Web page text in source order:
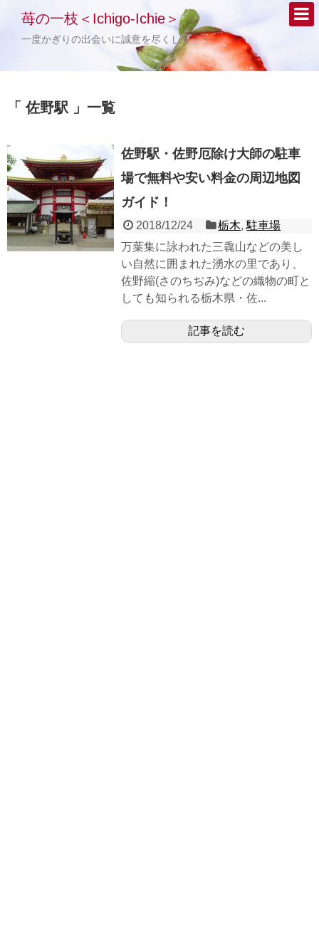
苺の一枝＜Ichigo-Ichie＞
一度かぎりの出会いに誠意を尽くして・・・
「 佐野駅 」一覧
佐野駅・佐野厄除け大師の駐車
場で無料や安い料金の周辺地図
ガイド！
2018/12/24 栃木,駐車場
万葉集に詠われた三毳山などの美し
い自然に囲まれた湧水の里であり、
佐野縮(さのちぢみ)などの織物の町と
しても知られる栃木県・佐...
記事を読む